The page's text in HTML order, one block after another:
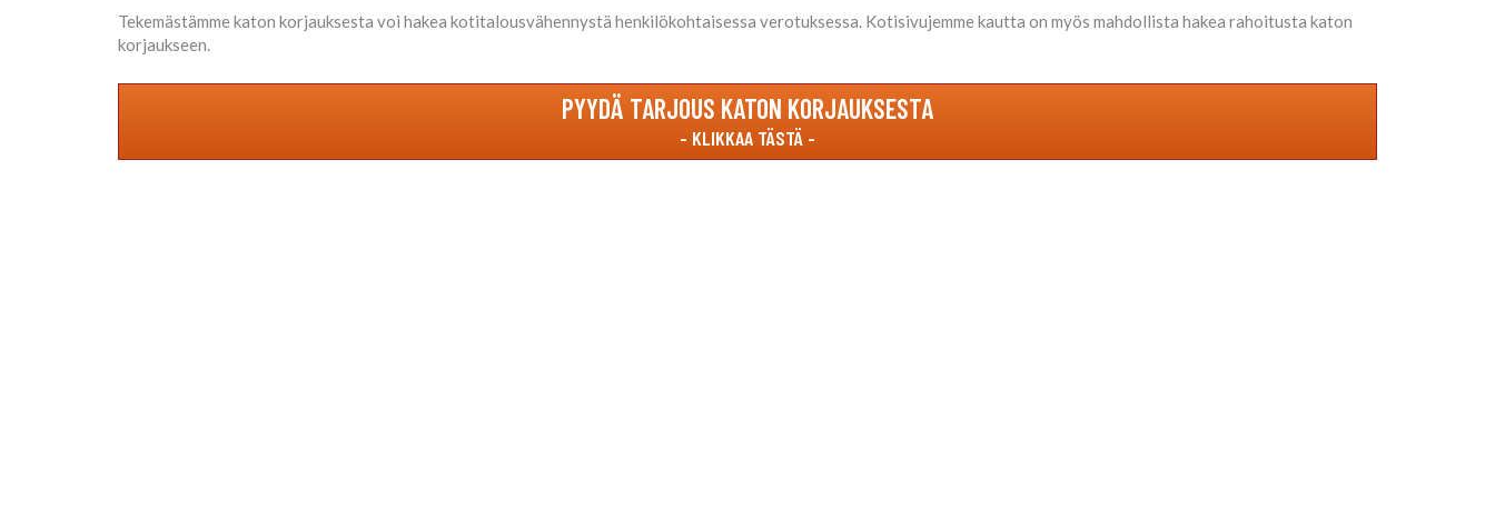
Tekemästämme katon korjauksesta voi hakea kotitalousvähennystä henkilökohtaisessa verotuksessa. Kotisivujemme kautta on myös mahdollista hakea rahoitusta katon
korjaukseen.
PYYDÄ TARJOUS KATON KORJAUKSESTA